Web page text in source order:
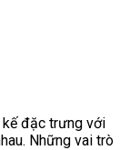
đặc trưng với
Những vai trò